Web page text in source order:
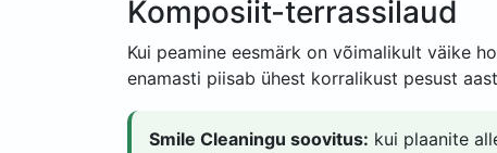
Komposiit-terrassilaud
Kui peamine eesmärk on võimalikult väike
enamasti piisab ühest korralikust pesust
Smile Cleaningu soovitus: kui plaanite